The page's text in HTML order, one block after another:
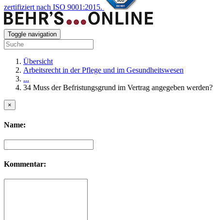
zertifiziert nach ISO 9001:2015.
Toggle navigation
Übersicht
Arbeitsrecht in der Pflege und im Gesundheitswesen
...
34 Muss der Befristungsgrund im Vertrag angegeben werden?
×
Name:
Kommentar: